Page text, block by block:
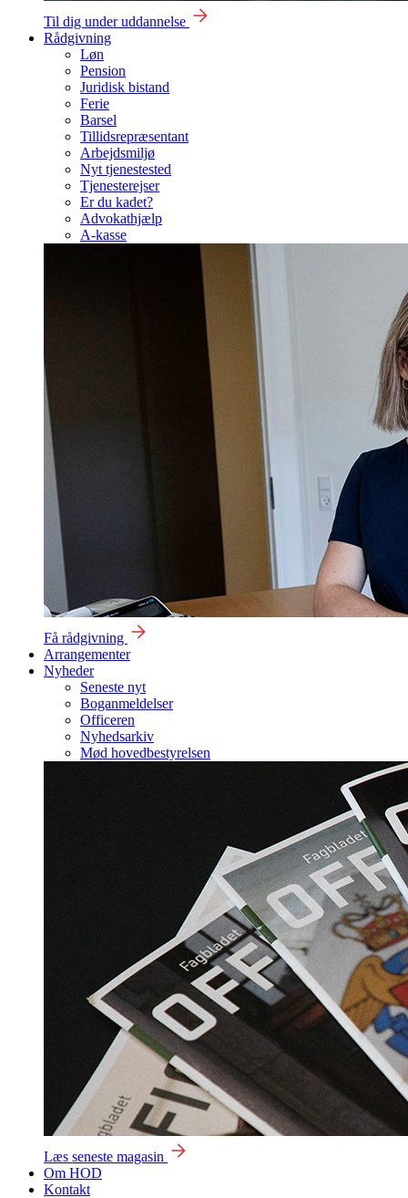
Til dig under uddannelse
Rådgivning
Løn
Pension
Juridisk bistand
Ferie
Barsel
Tillidsrepræsentant
Arbejdsmiljø
Nyt tjenestested
Tjenesterejser
Er du kadet?
Advokathjælp
A-kasse
Få rådgivning
Arrangementer
Nyheder
Seneste nyt
Boganmeldelser
Officeren
Nyhedsarkiv
Mød hovedbestyrelsen
Læs seneste magasin
Om HOD
Kontakt